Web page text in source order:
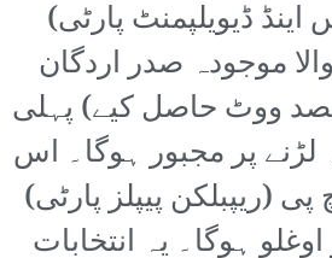
ڈیویلپمنٹ پارٹی)
موجودہ صدر اردگان
نے 49.3 فیصد ووٹ حاصل کیے) پہلی
لڑنے پر مجبور ہوگا۔ اس
(ریپبلکن پیپلز پارٹی)
ہوگا۔ یہ انتخابات